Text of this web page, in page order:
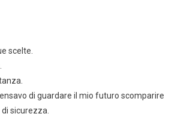
scelte.
di guardare il mio futuro scomparire
sicurezza.